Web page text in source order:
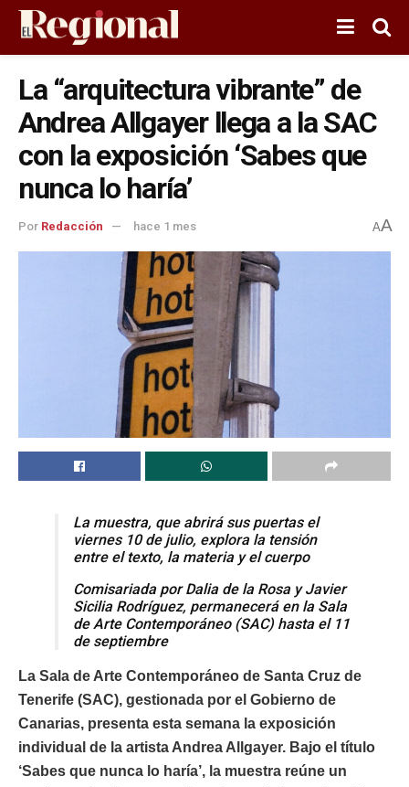
La “arquitectura vibrante” de
Andrea Allgayer llega a la SAC
con la exposición ‘Sabes que
nunca lo haría’
Por Redacción hace 1 mes AA
La muestra, que abrirá sus puertas el
viernes 10 de julio, explora la tensión
entre el texto, la materia y el cuerpo
Comisariada por Dalia de la Rosa y Javier
Sicilia Rodríguez, permanecerá en la Sala
de Arte Contemporáneo (SAC) hasta el 11
de septiembre
La Sala de Arte Contemporáneo de Santa Cruz de
Tenerife (SAC), gestionada por el Gobierno de
Canarias, presenta esta semana la exposición
individual de la artista Andrea Allgayer. Bajo el título
‘Sabes que nunca lo haría’, la muestra reúne un